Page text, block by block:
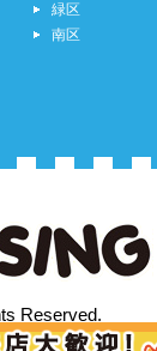
緑区
南区
Reserved.